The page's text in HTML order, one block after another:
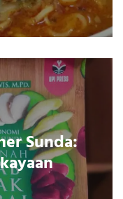
Sunda: